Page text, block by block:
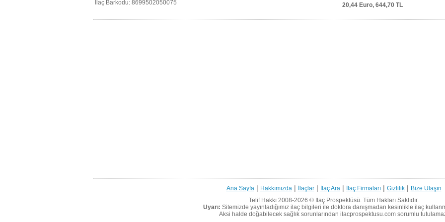
İlaç Barkodu: 8699502050075
20,44 Euro, 644,70 TL
Ana Sayfa | Hakkımızda | İlaçlar| İlaç Ara | İlaç Firmaları| Gizlilik| Bize Ulaşın
Telif Hakkı 2008-2026 ©
İlaç Prospektüsü. Tüm Hakları Saklıdır.
Uyarı: Sitemizde yayınladığımız ilaç bilgileri ile doktora danışmadan kesinlikle ilaç
Aksi halde doğabilecek sağlık sorunlarından ilacprospektusu.com sorumlu